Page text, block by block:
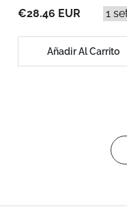
€28.46 EUR
Añadir Al Carrito